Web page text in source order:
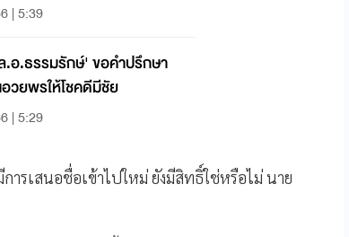
| 5:39
.ธรรมรักษ์' ขอคำปรึกษา
วยพรให้โชคดีมีชัย
| 5:29
ารเสนอชื่อเข้าไปใหม่ ยังมีสิทธิ์ใช่หรือไม่ นาย